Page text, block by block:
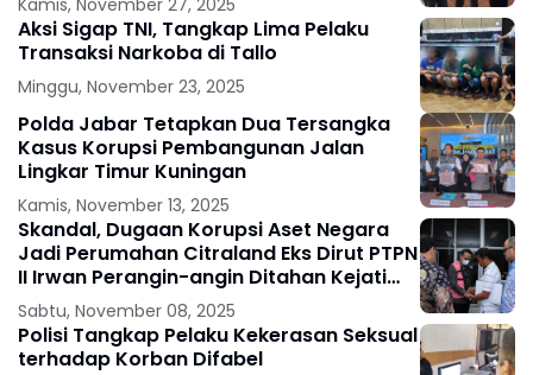
Kamis, November 27, 2025
Aksi Sigap TNI, Tangkap Lima Pelaku
Transaksi Narkoba di Tallo
Minggu, November 23, 2025
Polda Jabar Tetapkan Dua Tersangka
Kasus Korupsi Pembangunan Jalan
Lingkar Timur Kuningan
Kamis, November 13, 2025
Skandal, Dugaan Korupsi Aset Negara
Jadi Perumahan Citraland Eks Dirut PTPN
II Irwan Perangin-angin Ditahan Kejati
Sumut
Sabtu, November 08, 2025
Polisi Tangkap Pelaku Kekerasan Seksual
terhadap Korban Difabel